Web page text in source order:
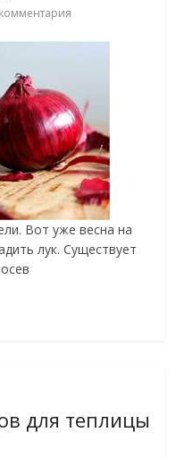
Вот уже весна на
лук. Существует
для теплицы